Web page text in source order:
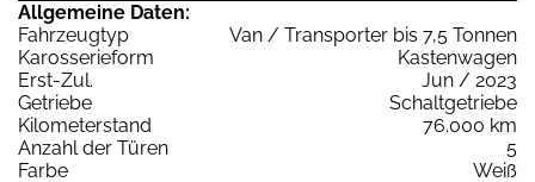
Allgemeine Daten:
Fahrzeugtyp
Van / Transporter bis 7,5 Tonnen
Karosserieform
Kastenwagen
Erst-Zul.
Jun / 2023
Getriebe
Schaltgetriebe
Kilometerstand
76.000 km
Anzahl der Türen
5
Farbe
Weiß